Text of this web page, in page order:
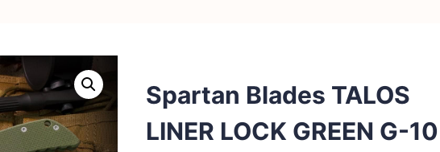
Spartan Blades TALOS
LINER LOCK GREEN G-10